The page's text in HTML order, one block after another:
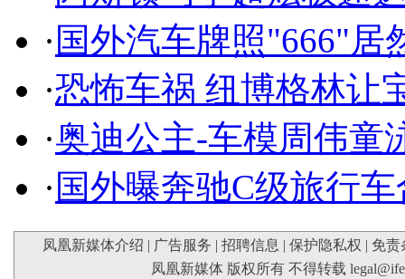
· 国外汽车牌照"666"居
·恐怖车祸 纽博格林让
·奥迪公主-车模周伟童
· 国外曝奔驰C级旅行
凤凰新媒体介绍 | 广告服务 | 招聘信息 | 保护隐私权 | 免责
凤凰新媒体 版权所有 不得转载